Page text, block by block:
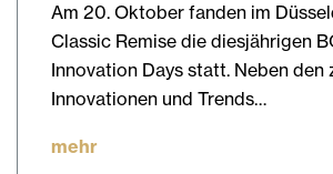
Am 20. Oktober fanden im
Classic Remise die diesjährigen
Innovation Days statt. Neben den
Innovationen und Trends…
mehr